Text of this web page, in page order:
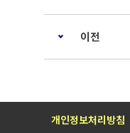
이전
개인정보처리방침